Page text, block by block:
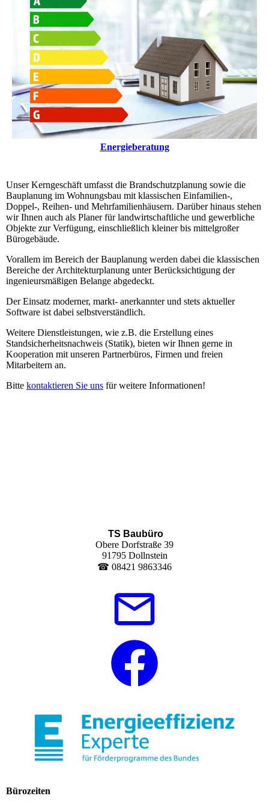
Energieberatung
Unser Kerngeschäft umfasst die Brandschutzplanung sowie die
Bauplanung im Wohnungsbau mit klassischen Einfamilien-,
Doppel-, Reihen- und Mehrfamilienhäusern. Darüber hinaus stehen
wir Ihnen auch als Planer für landwirtschaftliche und gewerbliche
Objekte zur Verfügung, einschließlich kleiner bis mittelgroßer
Bürogebäude.
Vorallem im Bereich der Bauplanung werden dabei die klassischen
Bereiche der Architekturplanung unter Berücksichtigung der
ingenieursmäßigen Belange abgedeckt.
Der Einsatz moderner, markt- anerkannter und stets aktueller
Software ist dabei selbstverständlich.
Weitere Dienstleistungen, wie z.B. die Erstellung eines
Standsicherheitsnachweis (Statik), bieten wir Ihnen gerne in
Kooperation mit unseren Partnerbüros, Firmen und freien
Mitarbeitern an.
Bitte kontaktieren Sie uns für weitere Informationen!
TS Baubüro
Obere Dorfstraße 39
91795 Dollnstein
☎ 08421 9863346
Bürozeiten